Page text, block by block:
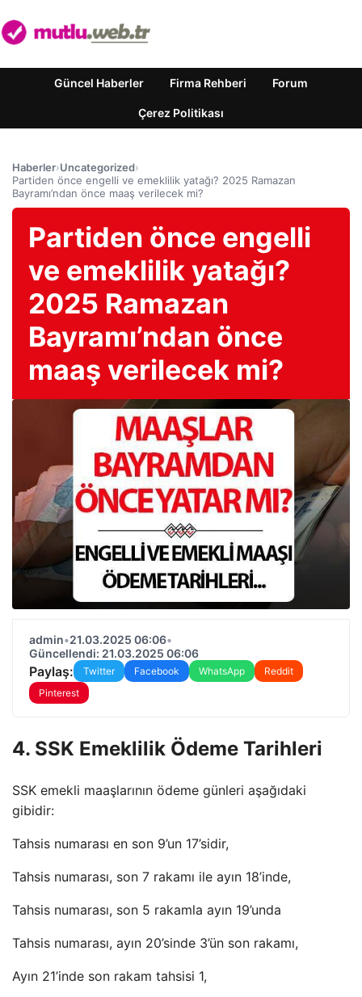
Güncel Haberler Firma Rehberi Forum
Çerez Politikası
Haberler›Uncategorized›
Partiden önce engelli ve emeklilik yatağı? 2025 Ramazan
Bayramı’ndan önce maaş verilecek mi?
Partiden önce engelli
ve emeklilik yatağı?
2025 Ramazan
Bayramı’ndan önce
maaş verilecek mi?
admin•21.03.2025 06:06•
Güncellendi: 21.03.2025 06:06
Paylaş: Twitter Facebook WhatsApp
Reddit
Pinterest
4. SSK Emeklilik Ödeme Tarihleri
SSK emekli maaşlarının ödeme günleri aşağıdaki
gibidir:
Tahsis numarası en son 9’un 17’sidir,
Tahsis numarası, son 7 rakamı ile ayın 18’inde,
Tahsis numarası, son 5 rakamla ayın 19’unda
Tahsis numarası, ayın 20’sinde 3’ün son rakamı,
Ayın 21’inde son rakam tahsisi 1,